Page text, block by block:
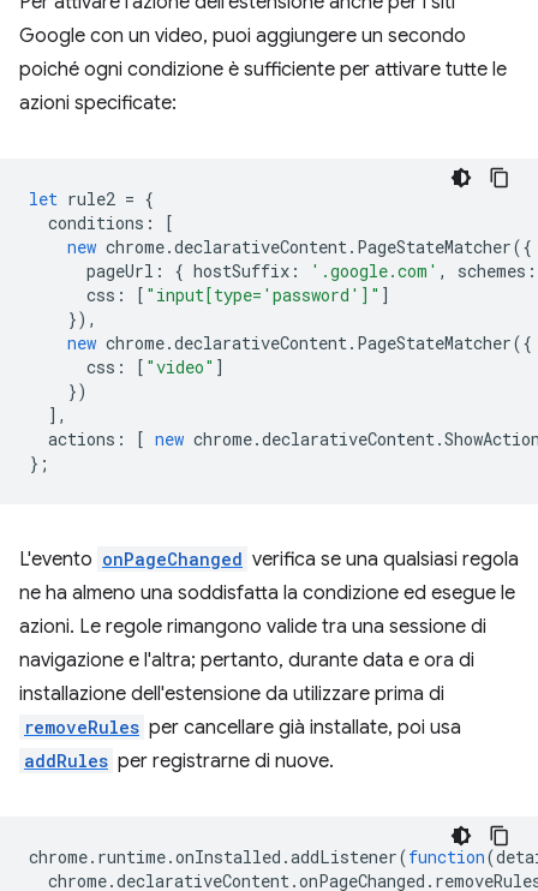
Google con un video, puoi aggiungere un secondo
poiché ogni condizione è sufficiente per attivare tutte le
azioni specificate:
let rule2 = {
conditions :
[
new chrome.declarativeContent. PageStateMatcher({
pageUrl : { hostSuffix : '.google.com' , schemes :
css : [ "input[type='password']" ]
}),
new chrome.declarativeContent. PageStateMatcher({
css : [ "video" ]
})
],
actions : [ new chrome.declarativeContent.
};
L'evento onPageChanged verifica se una qualsiasi regola
ne ha almeno una soddisfatta la condizione ed esegue le
azioni. Le regole rimangono valide tra una sessione di
navigazione e l'altra; pertanto, durante data e ora di
installazione dell'estensione da utilizzare prima di
removeRules per cancellare già installate, poi usa
addRules per registrarne di nuove.
chrome. runtime.onInstalled .addListener(function(
chrome.declarativeContent.onPageChanged .